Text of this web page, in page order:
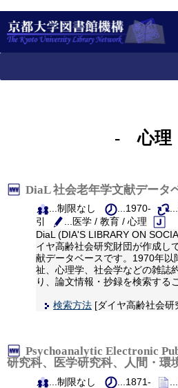
- 心
DiaL 社会老年学文献データ
...制限なし ...1970-
引
...医学 / 教育 / 心理
DiaL (DIA'S LIBRARY ON
イヤ高齢社会研究財団が作成し
献データベースです。1970年
祉、心理学、社会学などの雑誌
り、論文情報・抄録を検索する
検索方法 [ダイヤ高齢社会研
Psychoanalytic Electronic
研究科、医学研究科、人間・環
...制限なし ...1871-